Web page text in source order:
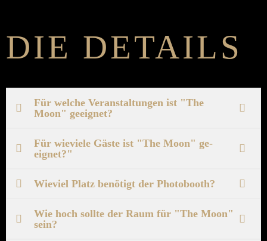
DIE DETAILS
Für welche Ver­an­stalt­ungen ist "The
Moon" ge­eignet?
Für wie­viele Gäste ist "The Moon" ge­
eignet?"
Wie­viel Platz be­nötigt der Photo­booth?
Wie hoch sollte der Raum für "The Moon"
sein?